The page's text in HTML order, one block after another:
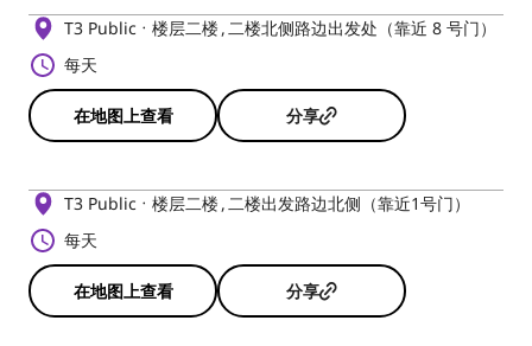
T3 Public 楼层二楼 二楼北侧路边出发处（靠近 8 号门）
每天
在地图上查看 分享
T3 Public 楼层二楼 二楼出发路边北侧（靠近1号门）
每天
在地图上查看 分享